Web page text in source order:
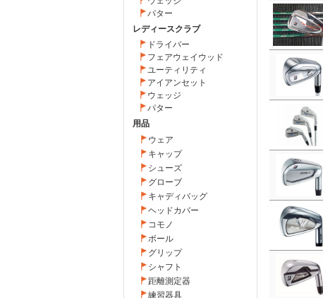
パター
レディースクラブ
ドライバー
フェアウェイウッド
ユーティリティ
アイアンセット
ウェッジ
パター
用品
ウェア
キャップ
シューズ
グローブ
キャディバッグ
ヘッドカバー
コモノ
ボール
グリップ
シャフト
距離測定器
練習器具